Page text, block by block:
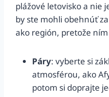
plážové letovisko a nie
by ste mohli obehnúť
ako región, pretože
Páry: vyberte si
atmosférou, ako
potom si doprajte